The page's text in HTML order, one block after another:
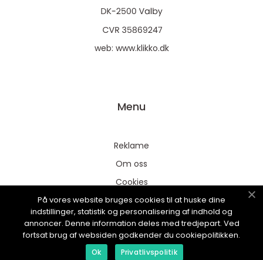
web: www.klikko.dk
Menu
Reklame
Om oss
Cookies
Kontakt Oss
Sitemap
På vores website bruges cookies til at huske dine
indstillinger, statistik og personalisering af indhold og
annoncer. Denne information deles med tredjepart. Ved
fortsat brug af websiden godkender du cookiepolitikken.
Ok Privatlivspolitik